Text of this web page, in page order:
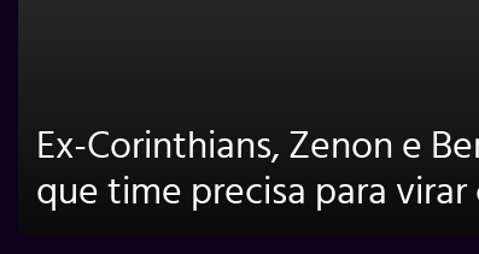
Ex-Corinthians, Zenon e
que time precisa para